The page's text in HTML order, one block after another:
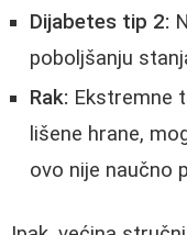
Dijabetes tip 2:
poboljšanju
Rak: Ekstremne
lišene hrane,
ovo nije naučno